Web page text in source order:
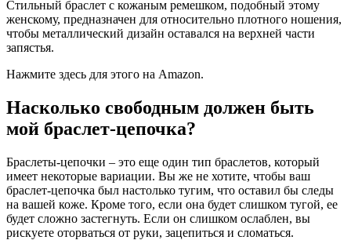
Стильный браслет с кожаным ремешком, подобный этому
женскому, предназначен для относительно плотного ношения,
чтобы металлический дизайн оставался на верхней части
запястья.
Нажмите здесь для этого на Amazon.
Насколько свободным должен быть
мой браслет-цепочка?
Браслеты-цепочки – это еще один тип браслетов, который
имеет некоторые вариации. Вы же не хотите, чтобы ваш
браслет-цепочка был настолько тугим, что оставил бы следы
на вашей коже. Кроме того, если она будет слишком тугой, ее
будет сложно застегнуть. Если он слишком ослаблен, вы
рискуете оторваться от руки, зацепиться и сломаться.